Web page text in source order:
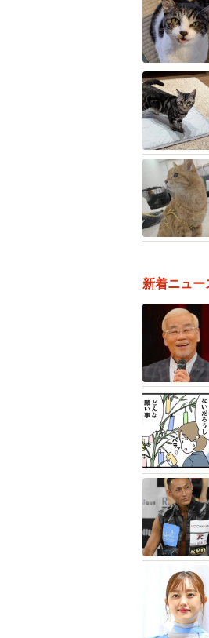
虐待死され
8月、子
見つかる
Aさんによ
場が荒らさ
ているとい
新着ニュー